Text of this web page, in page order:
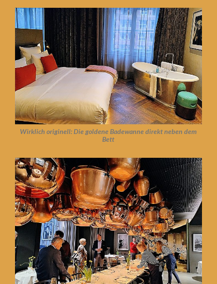
Wirklich originell: Die goldene Badewanne direkt neben dem
Bett